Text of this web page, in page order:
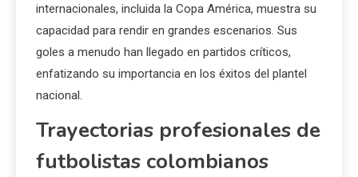
internacionales, incluida la Copa América, muestra su
capacidad para rendir en grandes escenarios. Sus
goles a menudo han llegado en partidos críticos,
enfatizando su importancia en los éxitos del plantel
nacional.
Trayectorias profesionales de
futbolistas colombianos